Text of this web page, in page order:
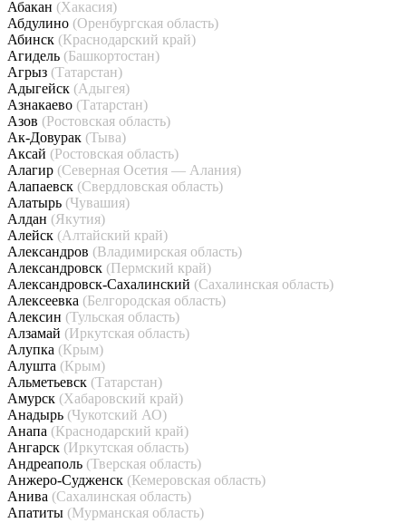
Абакан (Хакасия)
Абдулино (Оренбургская область)
Абинск (Краснодарский край)
Агидель (Башкортостан)
Агрыз (Татарстан)
Адыгейск (Адыгея)
Азнакаево (Татарстан)
Азов (Ростовская область)
Ак-Довурак (Тыва)
Аксай (Ростовская область)
Алагир (Северная Осетия — Алания)
Алапаевск (Свердловская область)
Алатырь (Чувашия)
Алдан (Якутия)
Алейск (Алтайский край)
Александров (Владимирская область)
Александровск (Пермский край)
Александровск-Сахалинский (Сахалинская область)
Алексеевка (Белгородская область)
Алексин (Тульская область)
Алзамай (Иркутская область)
Алупка (Крым)
Алушта (Крым)
Альметьевск (Татарстан)
Амурск (Хабаровский край)
Анадырь (Чукотский АО)
Анапа (Краснодарский край)
Ангарск (Иркутская область)
Андреаполь (Тверская область)
Анжеро-Судженск (Кемеровская область)
Анива (Сахалинская область)
Апатиты (Мурманская область)